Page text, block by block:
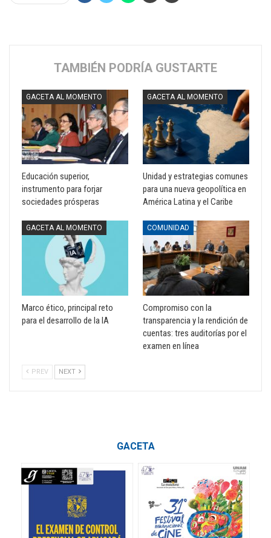
TAMBIÉN PODRÍA GUSTARTE
GACETA AL MOMENTO
Educación superior,
instrumento para forjar
sociedades prósperas
GACETA AL MOMENTO
Unidad y estrategias comunes
para una nueva geopolítica en
América Latina y el Caribe
GACETA AL MOMENTO
Marco ético, principal reto
para el desarrollo de la IA
COMUNIDAD
Compromiso con la
transparencia y la rendición de
cuentas: tres auditorías por el
examen en línea
PREV NEXT
GACETA